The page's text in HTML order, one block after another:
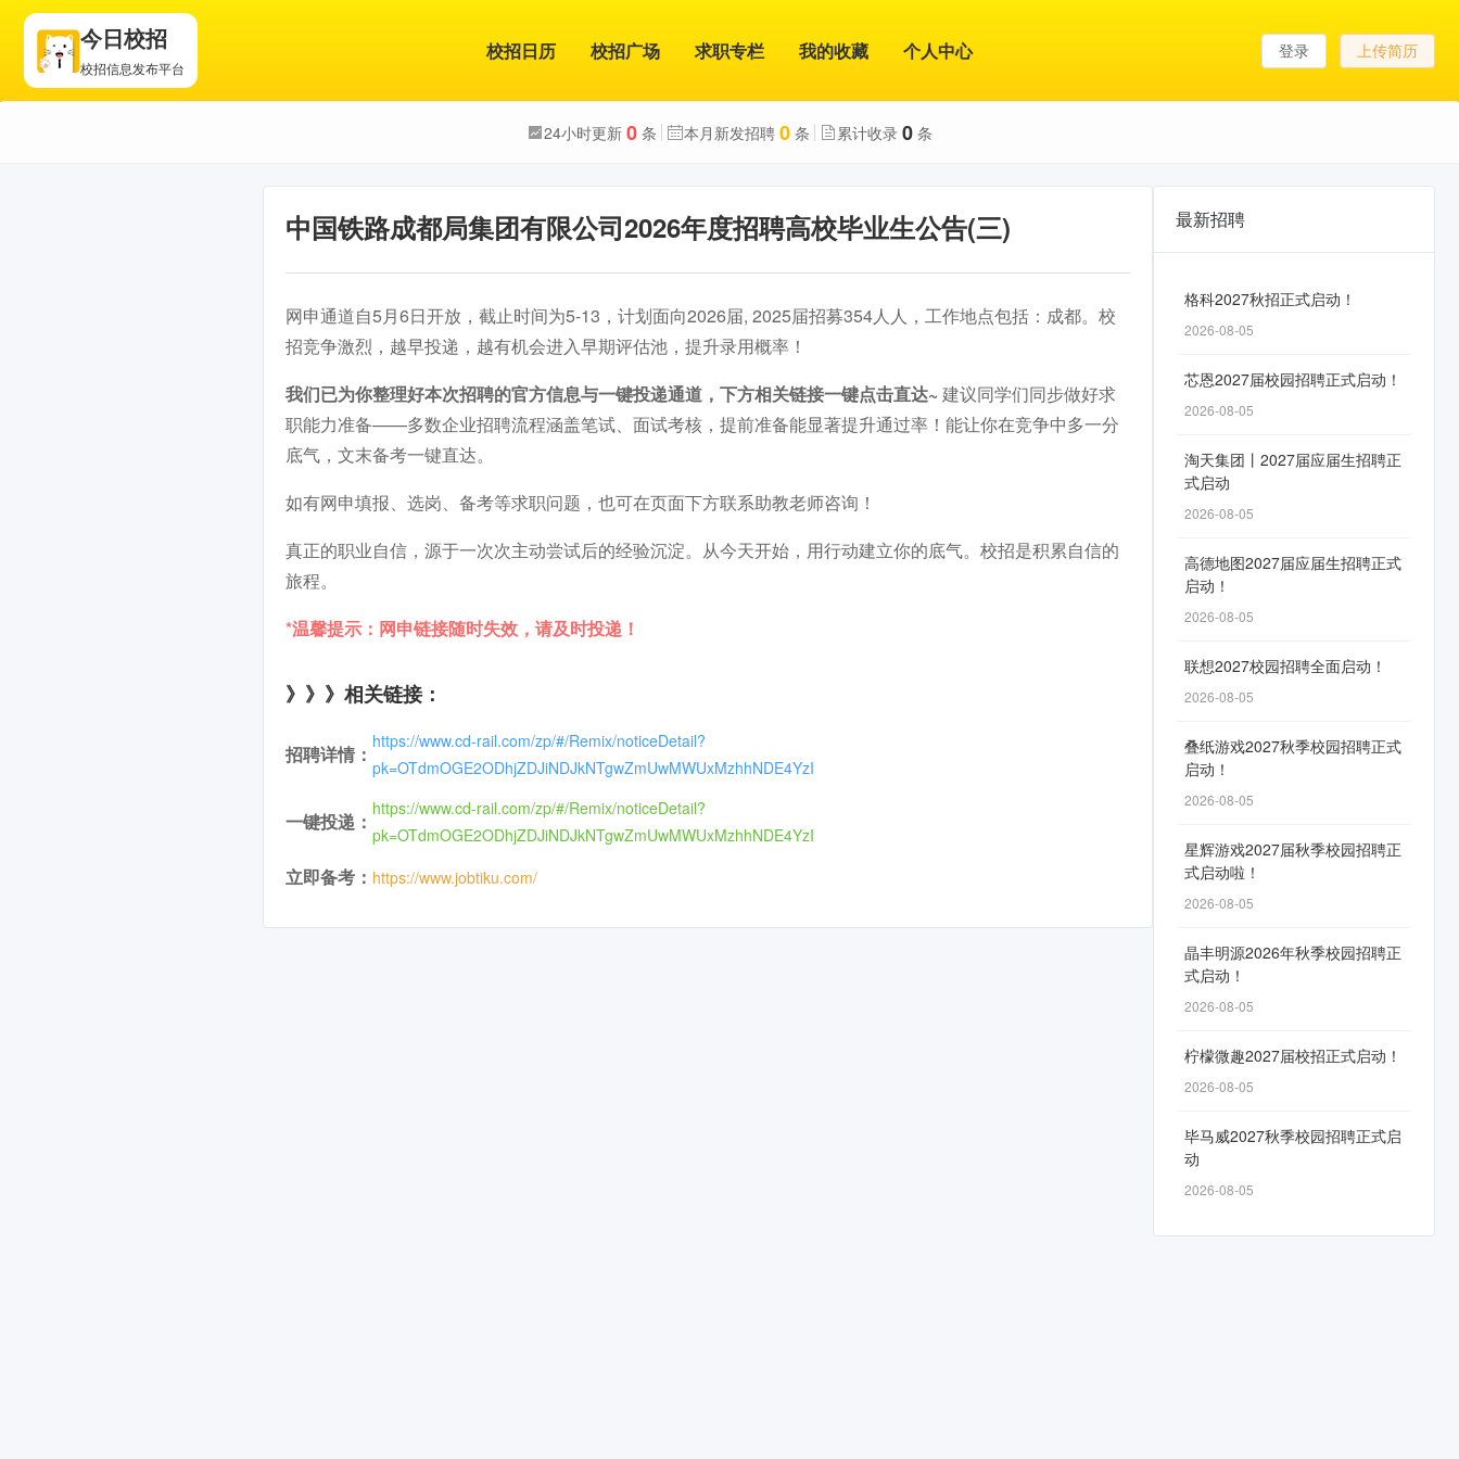
今日校招
校招信息发布平台
校招日历 校招广场 求职专栏 我的收藏 个人中心 登录 上传简历
24小时更新 0 条 本月新发招聘 0 条 累计收录 0 条
中国铁路成都局集团有限公司2026年度招聘高校毕业生公告(三)
网申通道自5月6日开放，截止时间为5-13，计划面向2026届, 2025届招募354人人，工作地点包括：成都。校
招竞争激烈，越早投递，越有机会进入早期评估池，提升录用概率！
我们已为你整理好本次招聘的官方信息与一键投递通道，下方相关链接一键点击直达~ 建议同学们同步做好求
职能力准备——多数企业招聘流程涵盖笔试、面试考核，提前准备能显著提升通过率！能让你在竞争中多一分
底气，文末备考一键直达。
如有网申填报、选岗、备考等求职问题，也可在页面下方联系助教老师咨询！
真正的职业自信，源于一次次主动尝试后的经验沉淀。从今天开始，用行动建立你的底气。校招是积累自信的
旅程。
*温馨提示：网申链接随时失效，请及时投递！
》》》相关链接：
招聘详情：
https://www.cd-rail.com/zp/#/Remix/noticeDetail?
pk=OTdmOGE2ODhjZDJiNDJkNTgwZmUwMWUxMzhhNDE4YzI
一键投递：
https://www.cd-rail.com/zp/#/Remix/noticeDetail?
pk=OTdmOGE2ODhjZDJiNDJkNTgwZmUwMWUxMzhhNDE4YzI
立即备考： https://www.jobtiku.com/
最新招聘
格科2027秋招正式启动！
2026-08-05
芯恩2027届校园招聘正式启动！
2026-08-05
淘天集团丨2027届应届生招聘正
式启动
2026-08-05
高德地图2027届应届生招聘正式
启动！
2026-08-05
联想2027校园招聘全面启动！
2026-08-05
叠纸游戏2027秋季校园招聘正式
启动！
2026-08-05
星辉游戏2027届秋季校园招聘正
式启动啦！
2026-08-05
晶丰明源2026年秋季校园招聘正
式启动！
2026-08-05
柠檬微趣2027届校招正式启动！
2026-08-05
毕马威2027秋季校园招聘正式启
动
2026-08-05